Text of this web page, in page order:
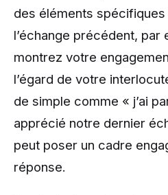
des éléments
l’échange précédent, par
montrez votre
l’égard de votre
de simple comme « j’ai
apprécié notre dernier
peut poser un cadre
réponse.